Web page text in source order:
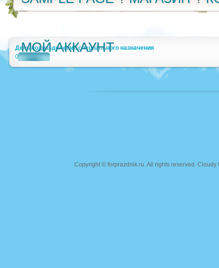
МОЙ АККАУНТ
День подразделений специального назначения
0
Copyright © forprazdnik.ru. All rights reserved.